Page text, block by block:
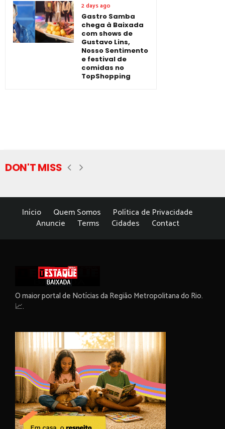
2 days ago
Gastro Samba
chega à Baixada
com shows de
Gustavo Lins,
Nosso Sentimento
e festival de
comidas no
TopShopping
DON'T MISS
Início Quem Somos
Política de Privacidade
Anuncie
Terms Cidades Contact
O maior portal de Notícias da Região Metropolitana do Rio.
📈.